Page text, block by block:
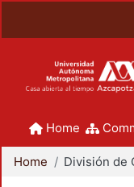
Home
Home